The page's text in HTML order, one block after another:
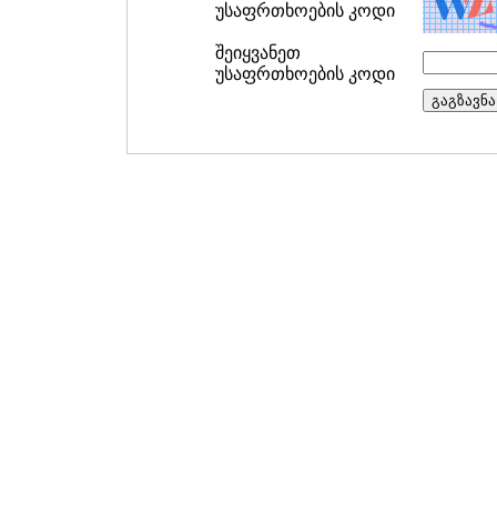
უსაფრთხოების კოდი
შეიყვანეთ
უსაფრთხოების კოდი